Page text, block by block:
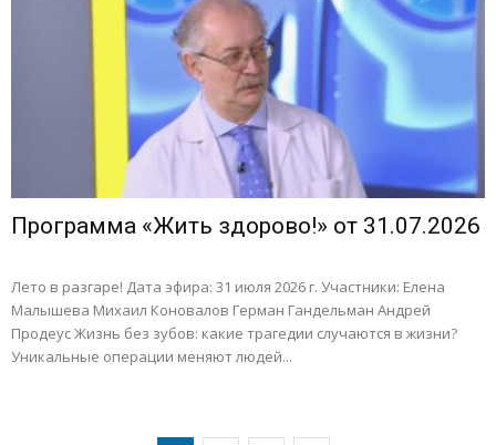
Программа «Жить здорово!» от 31.07.2026
Лето в разгаре! Дата эфира: 31 июля 2026 г. Участники: Елена
Малышева Михаил Коновалов Герман Гандельман Андрей
Продеус Жизнь без зубов: какие трагедии случаются в жизни?
Уникальные операции меняют людей...